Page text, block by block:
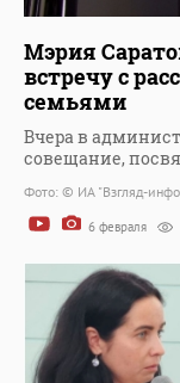
Мэрия
встречу с
семьями
Вчера в
совещание,
Фото: © ИА "Взгляд-
6 февраля